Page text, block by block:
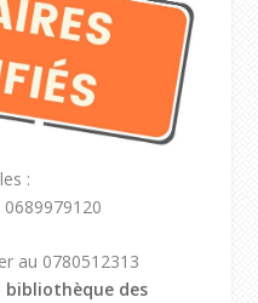
:
au 0780512313
bibliothèque des